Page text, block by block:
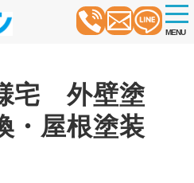
t
o
g
MENU
宅 外壁塗
・屋根塗装